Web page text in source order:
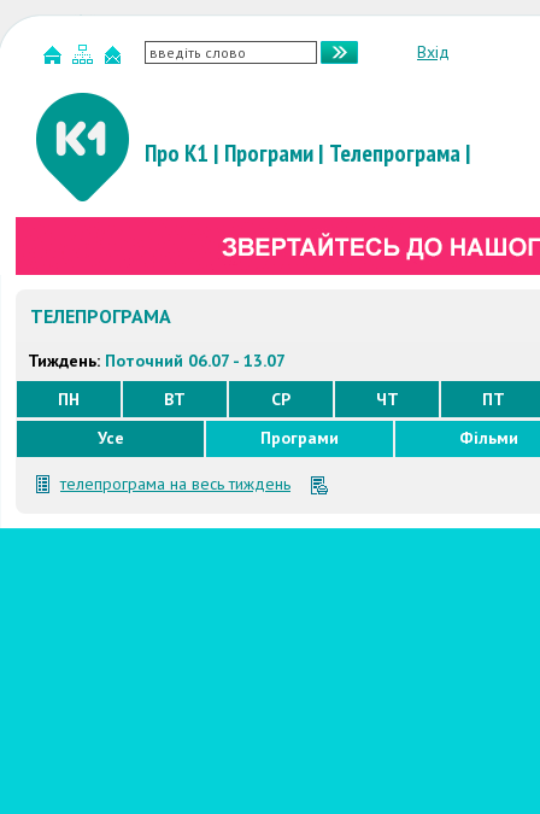
Вхід
Про К1 | Програми| Телепрограма|
ТЕЛЕПРОГРАМА
Тиждень: Поточний 06.07 - 13.07
ПН
ВТ СР ЧТ
ПТ
Усе
Програми Фільми
телепрограма на весь тиждень